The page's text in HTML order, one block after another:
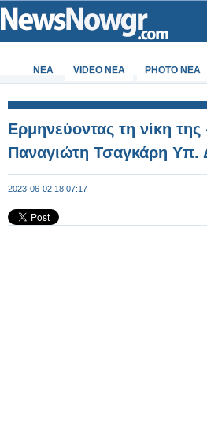
ΝΕΑ VIDEO NEA PHOTO NEA
Ερμηνεύοντας τη νίκη
Παναγιώτη Τσαγκάρη Υπ.
2023-06-02 18:07:17